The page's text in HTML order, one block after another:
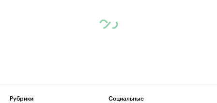
Рубрики
Социальные